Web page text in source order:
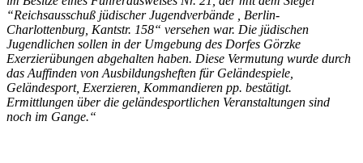
“Reichsausschuß jüdischer Jugendverbände , Berlin-
Charlottenburg, Kantstr. 158“ versehen war. Die jüdischen
Jugendlichen sollen in der Umgebung des Dorfes Görzke
Exerzierübungen abgehalten haben. Diese Vermutung wurde durch
das Auffinden von Ausbildungsheften für Geländespiele,
Geländesport, Exerzieren, Kommandieren pp. bestätigt.
Ermittlungen über die geländesportlichen Veranstaltungen sind
noch im Gange.“